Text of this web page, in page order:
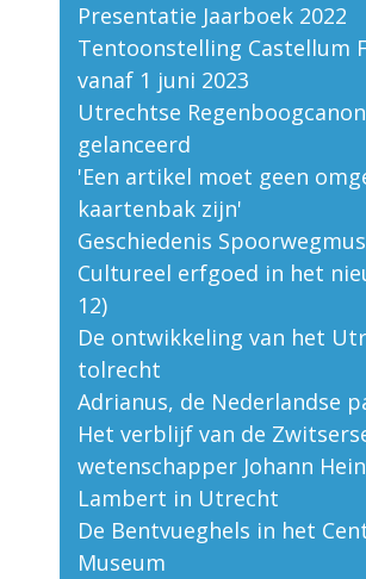
Presentatie Jaarboek 2022
Tentoonstelling Castellum
vanaf 1 juni 2023
Utrechtse Regenboogcanon
gelanceerd
'Een artikel moet geen
kaartenbak zijn'
Geschiedenis
Cultureel erfgoed in het
12)
De ontwikkeling van het
tolrecht
Adrianus, de Nederlandse
Het verblijf van de
wetenschapper Johann
Lambert in Utrecht
De Bentvueghels in het
Museum